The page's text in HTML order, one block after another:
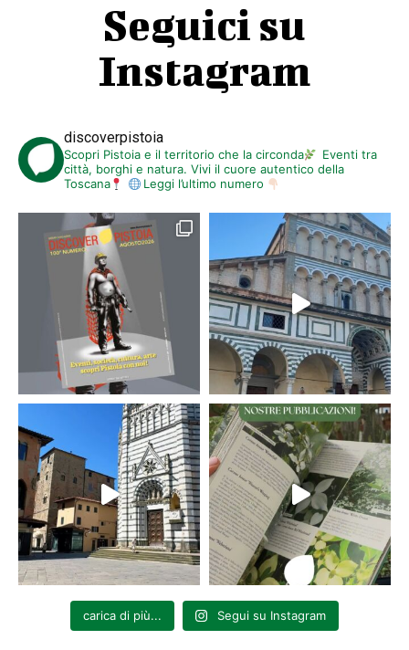
Seguici su
Instagram
discoverpistoia
Scopri Pistoia e il territorio che la circonda
Eventi tra
città, borghi e natura. Vivi il cuore autentico della
Toscana
Leggi l’ultimo numero
carica di più... Segui su Instagram